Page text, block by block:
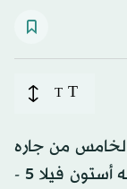
T
T
من جاره
اللندني توتنهام بفوزه الكبير على ضيفه أستون فيلا 5 -